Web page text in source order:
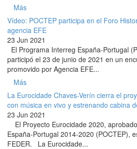
Más
Vídeo: POCTEP participa en el Foro
agencia EFE
23 Jun 2021
El Programa Interreg España-Portugal
participó el 23 de junio de 2021 en un
promovido por Agencia EFE...
Más
La Eurocidade Chaves-Verín cierra el
con música en vivo y estrenando cabina
23 Jun 2021
El Proyecto Eurocidade 2020,
España-Portugal 2014-2020 (POCTEP),
FEDER. La Eurocidade...